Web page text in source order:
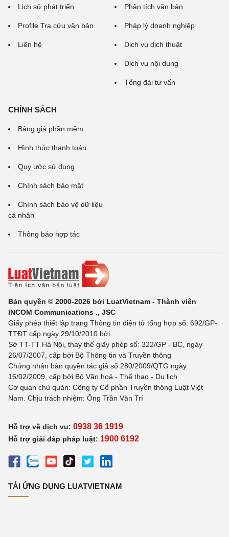
Lịch sử phát triển
Profile Tra cứu văn bản
Liên hệ
Phân tích văn bản
Pháp lý doanh nghiệp
Dịch vụ dịch thuật
Dịch vụ nội dung
Tổng đài tư vấn
CHÍNH SÁCH
Bảng giá phần mềm
Hình thức thanh toán
Quy ước sử dụng
Chính sách bảo mật
Chính sách bảo vệ dữ liệu
cá nhân
Thông báo hợp tác
Bản quyền © 2000-2026 bởi LuatVietnam - Thành viên
INCOM Communications ., JSC
Giấy phép thiết lập trang Thông tin điện tử tổng hợp số: 692/GP-
TTĐT cấp ngày 29/10/2010 bởi
Sở TT-TT Hà Nội, thay thế giấy phép số: 322/GP - BC, ngày
26/07/2007, cấp bởi Bộ Thông tin và Truyền thông
Chứng nhận bản quyền tác giả số 280/2009/QTG ngày
16/02/2009, cấp bởi Bộ Văn hoá - Thể thao - Du lịch
Cơ quan chủ quản: Công ty Cổ phần Truyền thông Luật Việt
Nam. Chịu trách nhiệm: Ông Trần Văn Trí
Hỗ trợ về dịch vụ: 0938 36 1919
Hỗ trợ giải đáp pháp luật: 1900 6192
TẢI ỨNG DỤNG LUATVIETNAM